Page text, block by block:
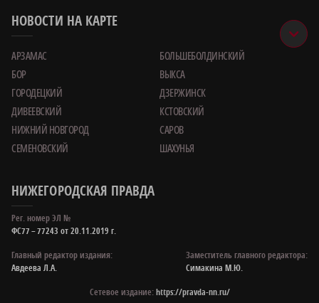
НОВОСТИ НА КАРТЕ
АРЗАМАС
БОЛЬШЕБОЛДИНСКИЙ
БОР
ВЫКСА
ГОРОДЕЦКИЙ
ДЗЕРЖИНСК
ДИВЕЕВСКИЙ
КСТОВСКИЙ
НИЖНИЙ НОВГОРОД
САРОВ
СЕМЕНОВСКИЙ
ШАХУНЬЯ
НИЖЕГОРОДСКАЯ ПРАВДА
Рег. номер ЭЛ №
ФС77 – 77243 от 20.11.2019 г.
Главный редактор издания:
Авдеева Л.А.
Заместитель главного редактора:
Симакина М.Ю.
Сетевое издание:https://pravda-nn.ru/